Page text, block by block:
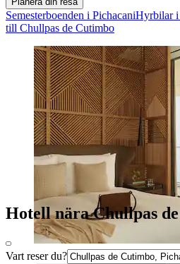
Semesterboenden i PichacaniHyrbilar i
till Chullpas de Cutimbo
Hotell nära Chullpas
Vart reser du?